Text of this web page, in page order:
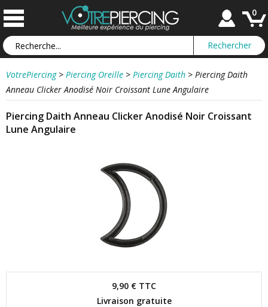
0
VotrePiercing > Piercing Oreille > Piercing Daith > Piercing Daith
Anneau Clicker Anodisé Noir Croissant Lune Angulaire
Piercing Daith Anneau Clicker Anodisé Noir Croissant
Lune Angulaire
9,90 € TTC
Livraison gratuite